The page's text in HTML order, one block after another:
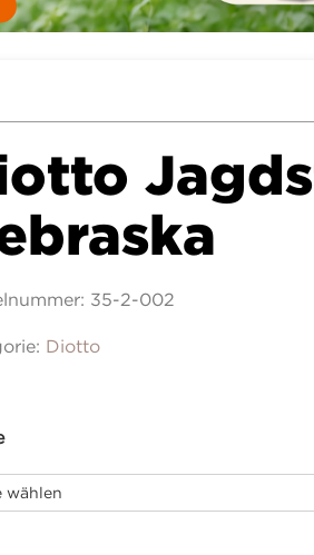
35-2-002
Diotto
wählen